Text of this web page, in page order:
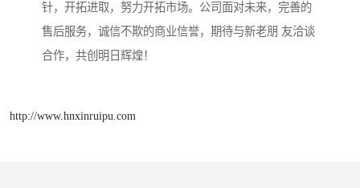
针，开拓进取，努力开拓市场。公司面对未来，完善的
售后服务，诚信不欺的商业信誉，期待与新老朋 友洽谈
合作，共创明日辉煌！
http://www.hnxinruipu.com